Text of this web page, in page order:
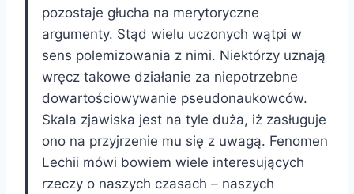
pozostaje głucha na merytoryczne
argumenty. Stąd wielu uczonych wątpi w
sens polemizowania z nimi. Niektórzy uznają
wręcz takowe działanie za niepotrzebne
dowartościowywanie pseudonaukowców.
Skala zjawiska jest na tyle duża, iż zasługuje
ono na przyjrzenie mu się z uwagą. Fenomen
Lechii mówi bowiem wiele interesujących
rzeczy o naszych czasach – naszych